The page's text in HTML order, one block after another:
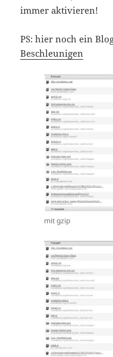
immer aktivieren!
PS: hier noch ein
Beschleunigen
mit gzip